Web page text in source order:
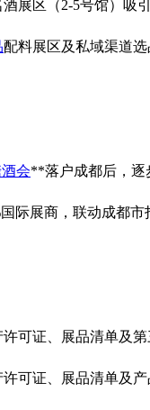
展区（2-5号馆）吸
配料展区及‌私域渠道选
会**落户成都后，逐
际展商，联动成都
可证、 展品清单及
可证、展品清单及产